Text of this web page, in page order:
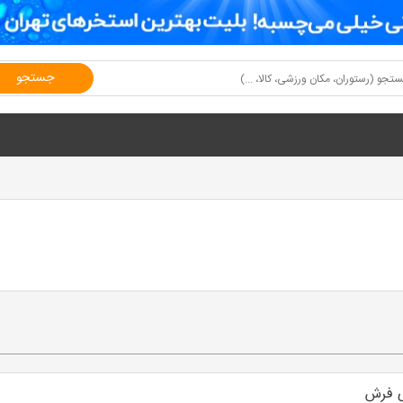
جستجو
فرش